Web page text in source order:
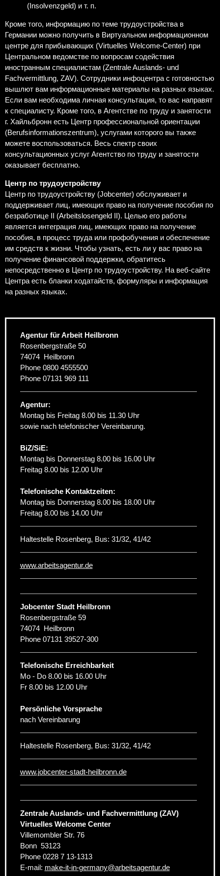
(Insolvenzgeld) и т. п.
Кроме того, информацию по теме трудоустройства в
Германии можно получить в Виртуальном информационном
центре для прибывающих (Virtuelles Welcome-Center) при
Центральном ведомстве по вопросам содействия
иностранным специалистам (Zentrale Auslands- und
Fachvermittlung, ZAV). Сотрудники инфоцентра с готовностью
вышлют вам информационные материалы на разных языках.
Если вам необходима личная консультация, то вас направят
к специалисту. Кроме того, в Агентстве по труду и занятости
г. Хайльбронн есть Центр профессиональной ориентации
(Berufsinformationszentrum), услугами которого вы также
можете воспользоваться. Весь спектр своих
консультационных услуг Агентство по труду и занятости
оказывает бесплатно.
Центр по трудоустройству
Центр по трудоустройству (Jobcenter) обслуживает и
поддерживает лиц, имеющих право на получение пособия по
безработице II (Arbeitslosengeld II). Целью его работы
является интеграция лиц, имеющих право на получение
пособия, в процесс труда или профобучения и обеспечение
им средств к жизни. Чтобы узнать, есть ли у вас право на
получение финансовой поддержки, обратитесь
непосредственно в Центр по трудоустройству. На веб-сайте
Центра есть бланки ходатайств, формуляры и информация
на разных языках.
Agentur für Arbeit Heilbronn
Rosenbergstraße 50
74074 Heilbronn
Phone 0800 4555500
Phone 07131 969 111
Agentur:
Montag bis Freitag 8.00 bis 11.30 Uhr
sowie nach telefonischer Vereinbarung.
BiZ/SiE:
Montag bis Donnerstag 8.00 bis 16.00 Uhr
Freitag 8.00 bis 12.00 Uhr
Telefonische Kontaktzeiten:
Montag bis Donnerstag 8.00 bis 18.00 Uhr
Freitag 8.00 bis 14.00 Uhr
Haltestelle Rosenberg, Bus: 31/32, 41/42
www.arbeitsagentur.de
Jobcenter Stadt Heilbronn
Rosenbergstraße 59
74074 Heilbronn
Phone 07131 39527-300
Telefonische Erreichbarkeit
Mo - Do 8.00 bis 16.00 Uhr
Fr 8.00 bis 12.00 Uhr
Persönliche Vorsprache
nach Vereinbarung
Haltestelle Rosenberg, Bus: 31/32, 41/42
www.jobcenter-stadt-heilbronn.de
Zentrale Auslands- und Fachvermittlung (ZAV)
Virtuelles Welcome Center
Villemombler Str. 76
Bonn 53123
Phone 0228 7 13-1313
E-mail: make-it-in-germany@arbeitsagentur.de